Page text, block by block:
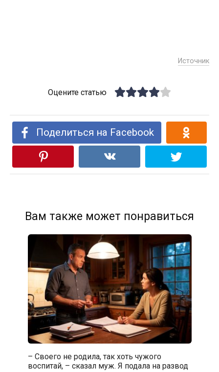
Источник
Оцените статью
Поделиться на Facebook
Вам также может понравиться
– Своего не родила, так хоть чужого
воспитай, – сказал муж. Я подала на развод